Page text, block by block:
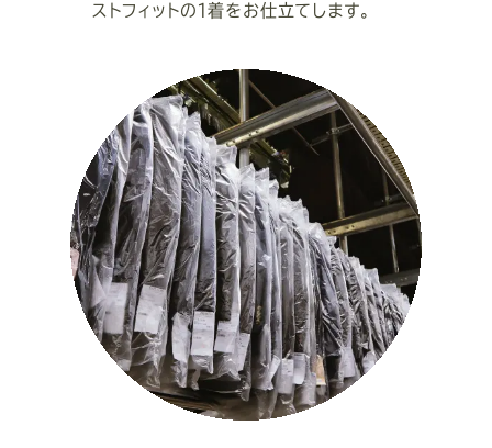
ストフィットの１着をお仕立てします。